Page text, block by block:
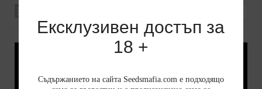
Ексклузивен достъп за
18 +
Съдържанието на сайта Seedsmafia.com е подходящо